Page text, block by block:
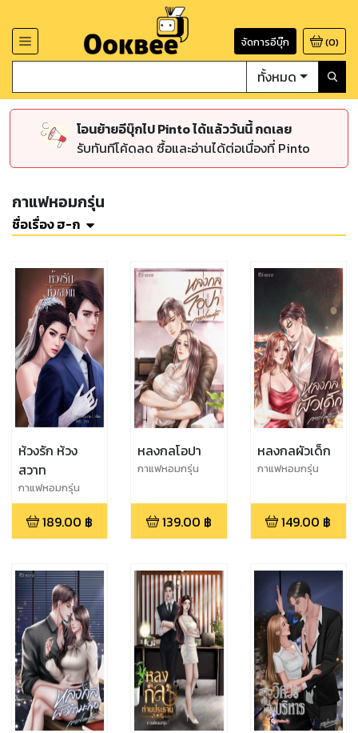
จัดการอีบุ๊ก (0)
ทั้งหมด
โอนย้ายอีบุ๊กไป Pinto ได้แล้ววันนี้ กดเลย
รับทันทีโค้ดลด ซื้อและอ่านได้ต่อเนื่องที่ Pinto
กาแฟหอมกรุ่น
ชื่อเรื่อง ฮ-ก
ห้วงรัก ห้วง
สวาท
กาแฟหอมกรุ่น
189.00 ฿
หลงกลโอปา
กาแฟหอมกรุ่น
139.00 ฿
หลงกลผัวเด็ก
กาแฟหอมกรุ่น
149.00 ฿